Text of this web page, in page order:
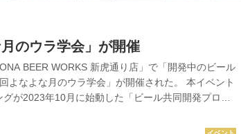
月のウラ学会」が開催
BEER WORKS 新虎通り店」で「開発中のビール
よなよな月のウラ学会」が開催された。 本イベント
が2023年10月に始動した「ビール共同開発プロジ
消費者参加型の開発企画だ。 同社のブルワーが考